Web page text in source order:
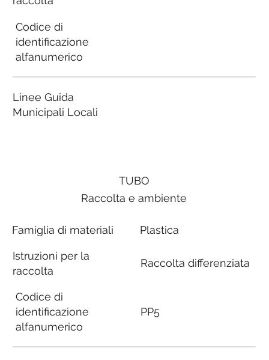
Codice di
identificazione
alfanumerico
Linee Guida
Municipali Locali
TUBO
Raccolta e ambiente
Famiglia di materiali
Istruzioni per la
raccolta
Codice di
identificazione
alfanumerico
Plastica
Raccolta differenziata
PP5